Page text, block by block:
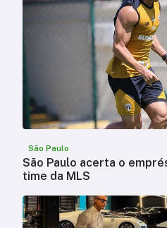
São Paulo
São Paulo acerta o
time da MLS